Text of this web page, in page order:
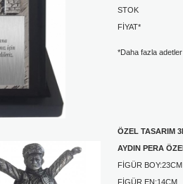
STOK :
FİYAT* :
*Daha fazla
ÖZEL TASARIM
AYDIN PERA
FİGÜR BOY:23CM
FİGÜR EN:14CM